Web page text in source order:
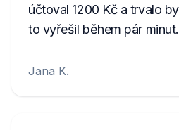
účtoval 1200 Kč a trvalo
to vyřešil během pár minut.
Jana K.